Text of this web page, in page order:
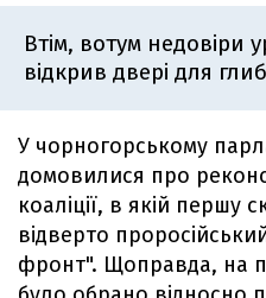
Втім, вотум недовіри
відкрив двері для
У чорногорському
домовилися про
коаліції, в якій першу
відверто
фронт". Щоправда, на